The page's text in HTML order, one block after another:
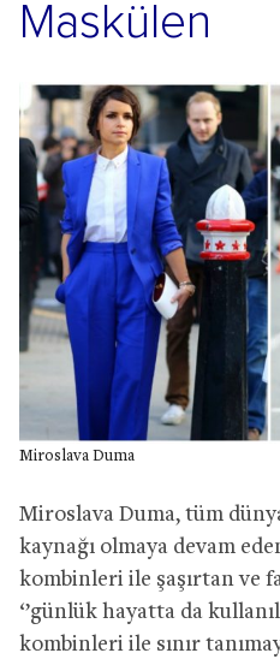
Maskülen
Miroslava Duma
Miroslava Duma, tüm
kaynağı olmaya devam
kombinleri ile şaşırtan ve
‘’günlük hayatta da
kombinleri ile sınır